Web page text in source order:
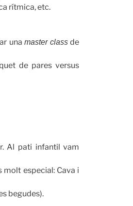
rítmica, etc.
una master class de
de pares versus
Al pati infantil vam
molt especial: Cava i
begudes).